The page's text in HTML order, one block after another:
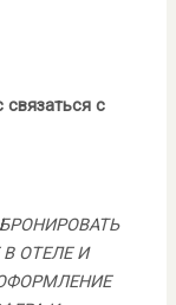
с
ОТЕЛЕ И